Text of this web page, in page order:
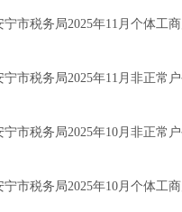
宁市税务局2025年11月个体工
宁市税务局2025年11月非正常
宁市税务局2025年10月非正常
宁市税务局2025年10月个体工